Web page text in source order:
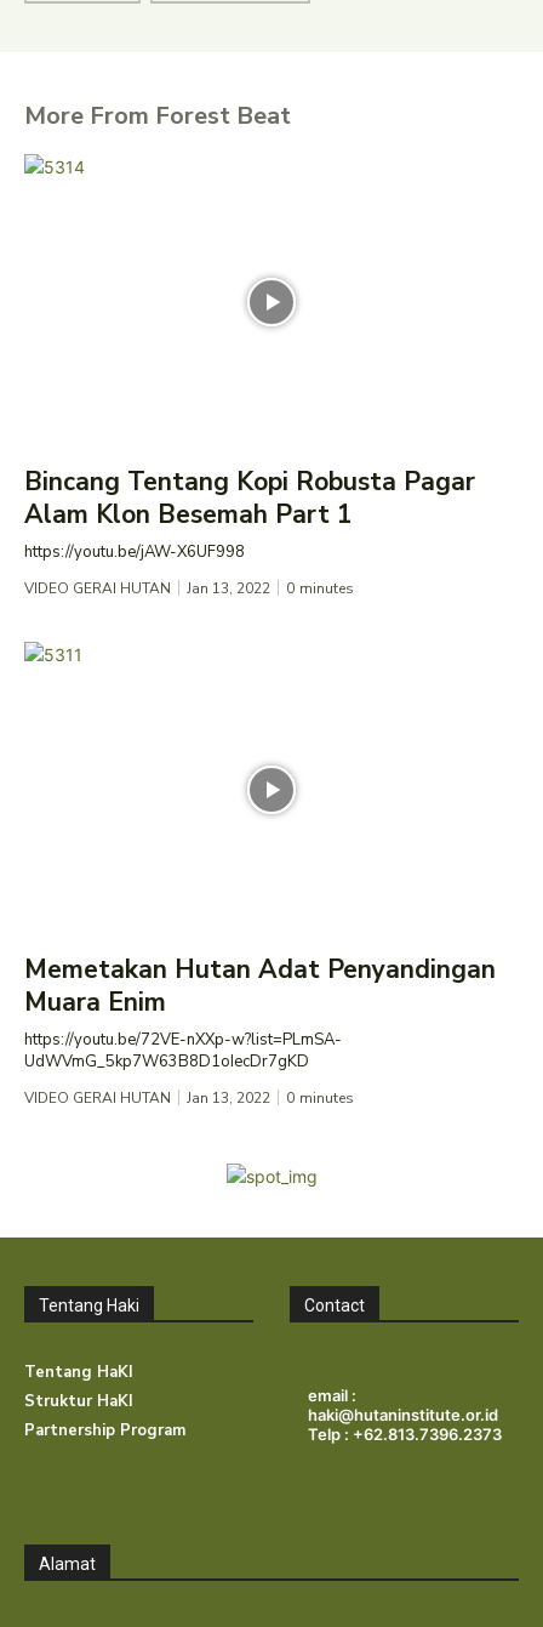
More From Forest Beat
Bincang Tentang Kopi Robusta Pagar
Alam Klon Besemah Part 1
https://youtu.be/jAW-X6UF998
VIDEO GERAI HUTAN Jan 13, 2022 0 minutes
Memetakan Hutan Adat Penyandingan
Muara Enim
https://youtu.be/72VE-nXXp-w?list=PLmSA-
UdWVmG_5kp7W63B8D1oIecDr7gKD
VIDEO GERAI HUTAN Jan 13, 2022 0 minutes
Tentang Haki
Tentang HaKI
Struktur HaKI
Partnership Program
Contact
email :
haki@hutaninstitute.or.id
Telp : +62.813.7396.2373
Alamat